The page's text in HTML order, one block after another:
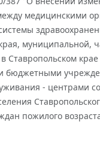
медицинскими
муниципальной,
Ставропольском крае
бюджетными
- центрами
пожилого